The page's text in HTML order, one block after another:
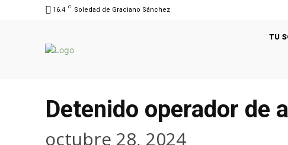
16.4 C Soledad de Graciano Sánchez
TU
Detenido operador de
octubre 28, 2024